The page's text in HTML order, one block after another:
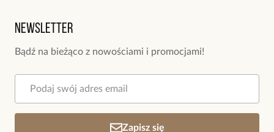
Newsletter
Bądź na bieżąco z nowościami i promocjami!
Zapisz się